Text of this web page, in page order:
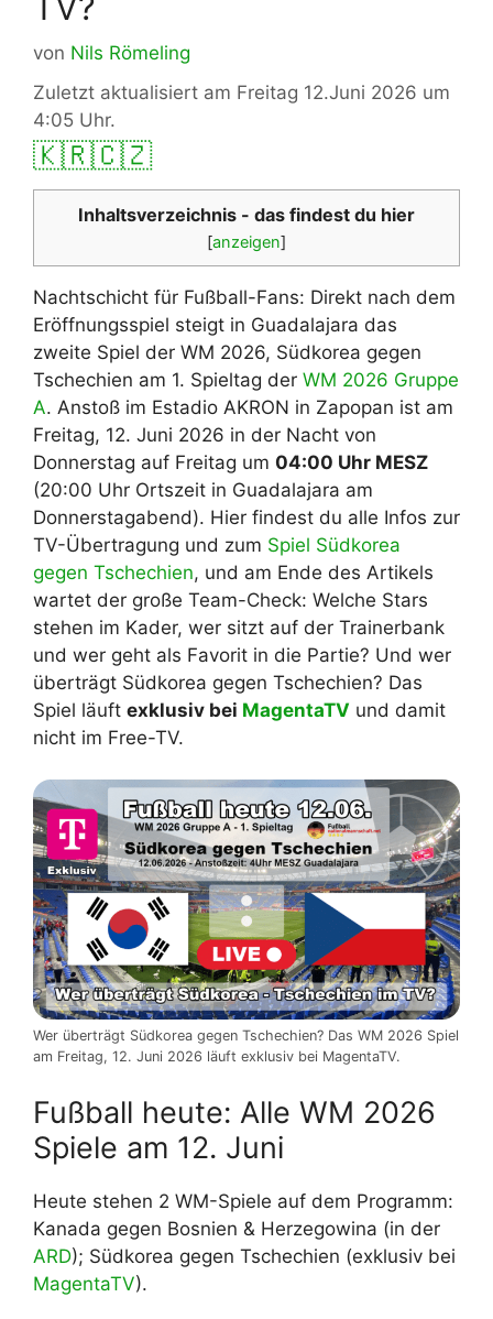
von Nils Römeling
Zuletzt aktualisiert am Freitag 12.Juni 2026 um
4:05 Uhr.
🇰🇷🇨🇿
Inhaltsverzeichnis - das findest du hier
[anzeigen]
Nachtschicht für Fußball-Fans: Direkt nach dem
Eröffnungsspiel steigt in Guadalajara das
zweite Spiel der WM 2026, Südkorea gegen
Tschechien am 1. Spieltag der WM 2026 Gruppe
A. Anstoß im Estadio AKRON in Zapopan ist am
Freitag, 12. Juni 2026 in der Nacht von
Donnerstag auf Freitag um 04:00 Uhr MESZ
(20:00 Uhr Ortszeit in Guadalajara am
Donnerstagabend). Hier findest du alle Infos zur
TV-Übertragung und zum Spiel Südkorea
gegen Tschechien, und am Ende des Artikels
wartet der große Team-Check: Welche Stars
stehen im Kader, wer sitzt auf der Trainerbank
und wer geht als Favorit in die Partie? Und wer
überträgt Südkorea gegen Tschechien? Das
Spiel läuft exklusiv bei MagentaTV und damit
nicht im Free-TV.
Wer überträgt Südkorea gegen Tschechien? Das WM 2026 Spiel
am Freitag, 12. Juni 2026 läuft exklusiv bei MagentaTV.
Fußball heute: Alle WM 2026
Spiele am 12. Juni
Heute stehen 2 WM-Spiele auf dem Programm:
Kanada gegen Bosnien & Herzegowina (in der
ARD); Südkorea gegen Tschechien (exklusiv bei
MagentaTV).